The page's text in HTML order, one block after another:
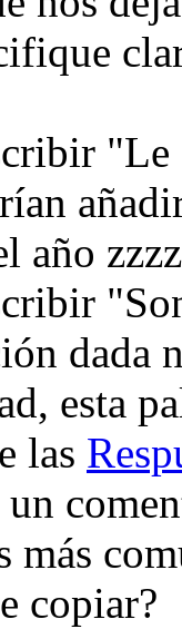
año
dada
esta
las
más
copiar?